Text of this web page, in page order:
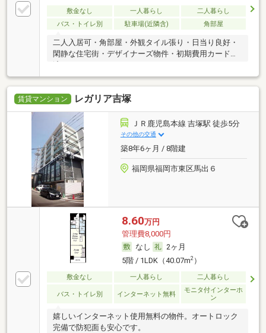
敷金なし 一人暮らし
二人暮らし
バス・トイレ別
駐車場(近隣含) 角部屋
二人入居可・角部屋・外観タイル張り・日当り良好・
閑静な住宅街・デザイナーズ物件・初期費用カード決
賃貸マンション レガリア吉塚
ＪＲ鹿児島本線 吉塚駅 徒歩5分
その他の交通
築8年6ヶ月 / 8階建
福岡県福岡市東区馬出６
8.60万円
管理費8,000円
なし
2ヶ月
5階 / 1LDK（40.07m2）
敷金なし 一人暮らし 二人暮らし
バス・トイレ別 インターネット無料
モニタ付インターホ
ン
嬉しいインターネット使用無料の物件。オートロック
完備で防犯面も安心です。